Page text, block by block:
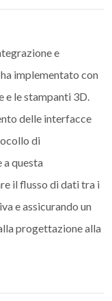
e
implementato con
e le stampanti 3D.
delle interfacce
di
a questa
il flusso di dati tra i
e assicurando un
progettazione alla